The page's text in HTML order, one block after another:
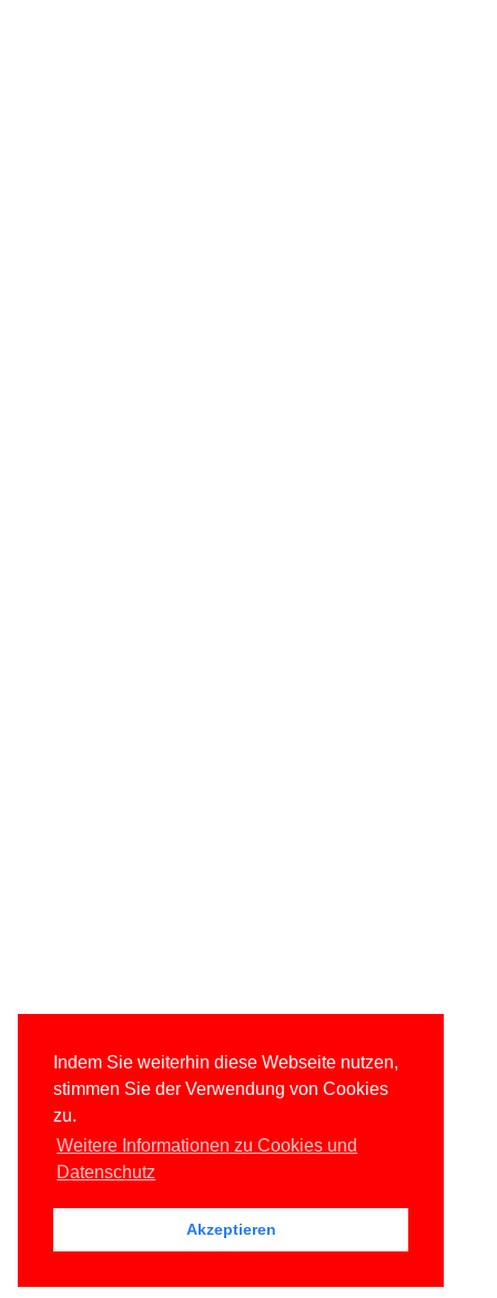
Indem Sie weiterhin diese Webseite nutzen,
stimmen Sie der Verwendung von Cookies
zu.
Weitere Informationen zu Cookies und
Datenschutz
Akzeptieren